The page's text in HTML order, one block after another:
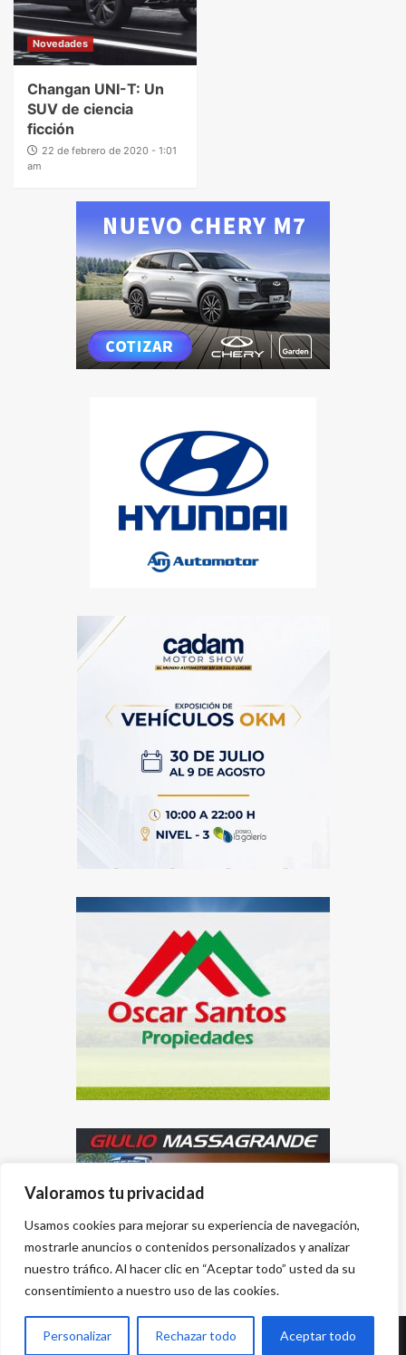
Valoramos tu privacidad
Usamos cookies para mejorar su experiencia de navegación,
mostrarle anuncios o contenidos personalizados y analizar
nuestro tráfico. Al hacer clic en “Aceptar todo” usted da su
consentimiento a nuestro uso de las cookies.
Personalizar Rechazar todo Aceptar todo
Novedades
Changan UNI-T: Un
SUV de ciencia
ficción
22 de febrero de 2020 - 1:01
am
Desarrollado por